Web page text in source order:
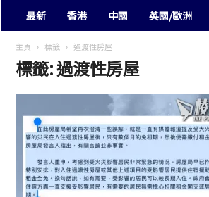
最新 香港 中國 英國/歐洲
主頁 標籤 過渡性房屋
標籤: 過渡性房屋